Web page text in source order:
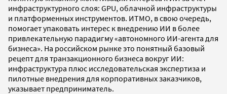
инфраструктурного слоя: GPU, облачной инфраструктуры
и платформенных инструментов. ИТМО, в свою очередь,
помогает упаковать интерес к внедрению ИИ в более
привлекательную парадигму «автономного ИИ-агента для
бизнеса». На российском рынке это понятный базовый
рецепт для транзакционного бизнеса вокруг ИИ:
инфраструктура плюс исследовательская экспертиза и
пилотные внедрения для корпоративных заказчиков,
указывает предприниматель.